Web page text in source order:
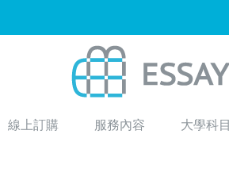
線上訂購 服務內容 大學科目